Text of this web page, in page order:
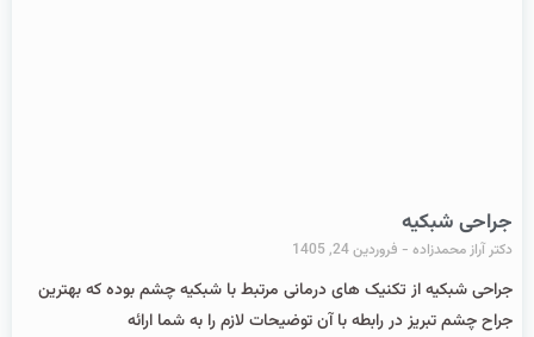
جراحی شبکیه
دکتر آراز محمدزاده فروردین 24, 1405
جراحی شبکیه از تکنیک های درمانی مرتبط با شبکیه چشم بوده که بهترین
جراح چشم تبریز در رابطه با آن توضیحات لازم را به شما ارائه